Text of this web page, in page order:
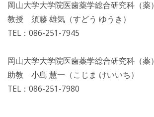
岡山大学大学院医歯薬学総合研究科（薬）
教授 須藤 雄気（すどう ゆうき）
TEL：086-251-7945
岡山大学大学院医歯薬学総合研究科（薬）
助教 小島 慧一（こじま けいいち）
TEL：086-251-7980